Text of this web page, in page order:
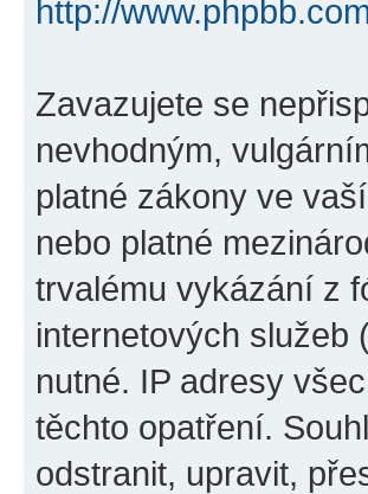
http://
Zavazujete se
nevhodným,
platné zákony ve
nebo platné
trvalému vykázání z
internetových služeb
nutné. IP adresy
těchto opatření.
odstranit, upravit,